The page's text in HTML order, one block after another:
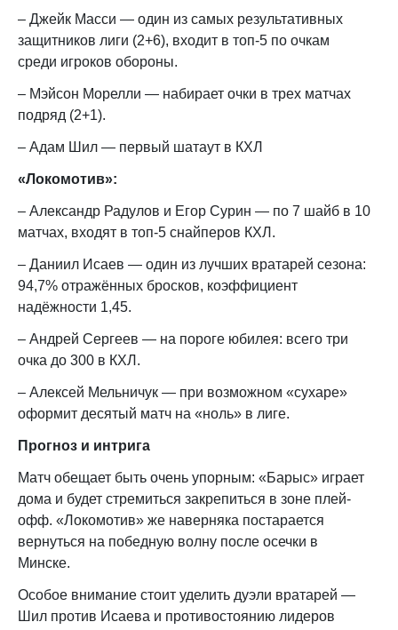
– Джейк Масси — один из самых результативных
защитников лиги (2+6), входит в топ-5 по очкам
среди игроков обороны.
– Мэйсон Морелли — набирает очки в трех матчах
подряд (2+1).
– Адам Шил — первый шатаут в КХЛ
«Локомотив»:
– Александр Радулов и Егор Сурин — по 7 шайб в 10
матчах, входят в топ-5 снайперов КХЛ.
– Даниил Исаев — один из лучших вратарей сезона:
94,7% отражённых бросков, коэффициент
надёжности 1,45.
– Андрей Сергеев — на пороге юбилея: всего три
очка до 300 в КХЛ.
– Алексей Мельничук — при возможном «сухаре»
оформит десятый матч на «ноль» в лиге.
Прогноз и интрига
Матч обещает быть очень упорным: «Барыс» играет
дома и будет стремиться закрепиться в зоне плей-
офф. «Локомотив» же наверняка постарается
вернуться на победную волну после осечки в
Минске.
Особое внимание стоит уделить дуэли вратарей —
Шил против Исаева и противостоянию лидеров